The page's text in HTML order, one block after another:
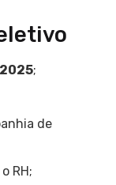
;
de
RH;